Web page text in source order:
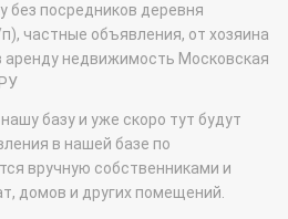
без посредников деревня
частные объявления, от хозяина
аренду недвижимость Московская
базу и уже скоро тут будут
в нашей базе по
вручную собственниками и
домов и других помещений.